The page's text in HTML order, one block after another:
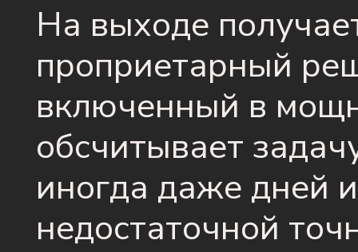
На выходе
проприетарный
включенный в
обсчитывает
иногда даже дней
недостаточной